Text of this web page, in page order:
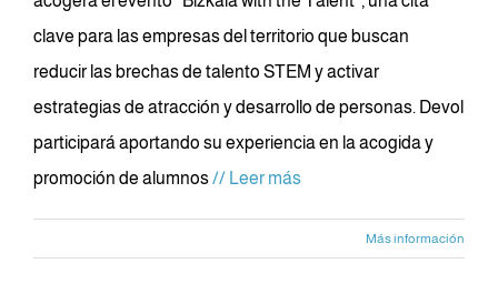
clave para las empresas del territorio que buscan
reducir las brechas de talento STEM y activar
estrategias de atracción y desarrollo de personas. Devol
participará aportando su experiencia en la acogida y
promoción de alumnos// Leer más
Más información